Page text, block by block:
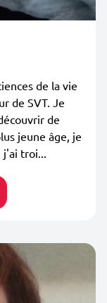
de la vie
de SVT. Je
de
jeune âge, je
j'ai troi...